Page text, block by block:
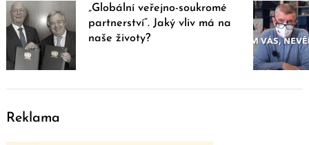
„Globální veřejno-soukromé
partnerství“. Jaký vliv má na
naše životy?
Reklama